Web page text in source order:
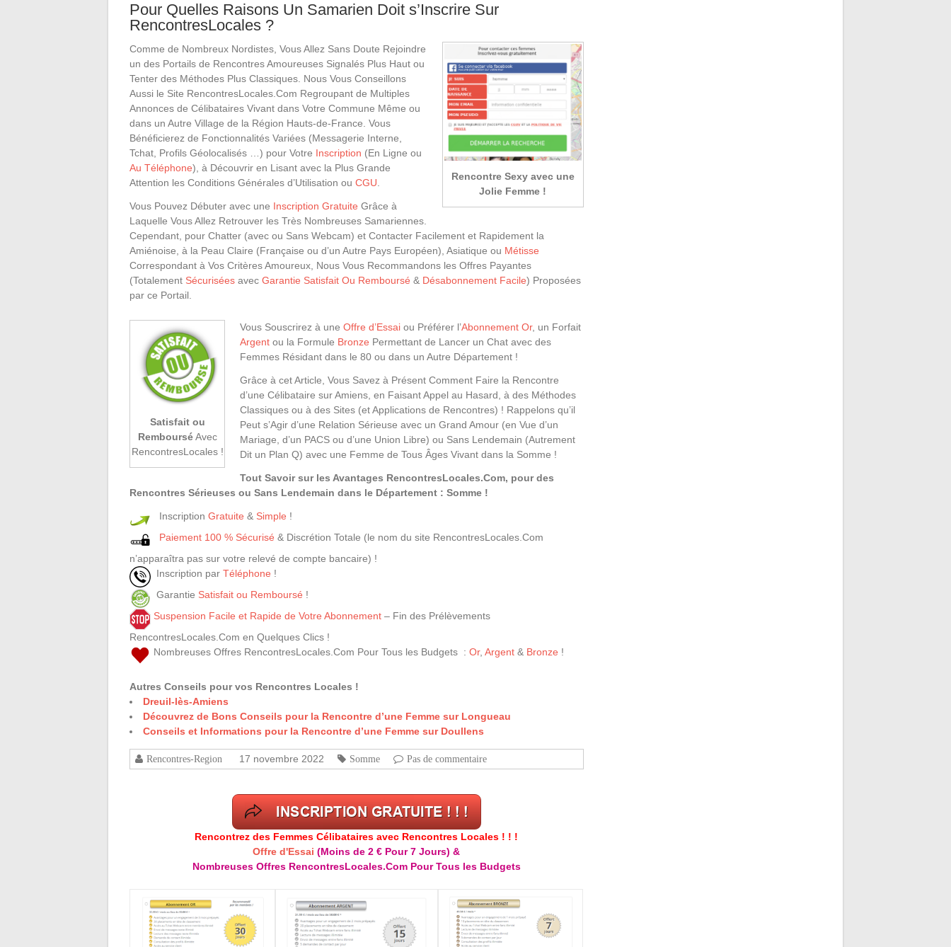
Pour Quelles Raisons Un Samarien Doit s’Inscrire Sur
RencontresLocales ?
Rencontre Sexy avec une
Jolie Femme !
Comme de Nombreux Nordistes, Vous Allez Sans Doute Rejoindre
un des Portails de Rencontres Amoureuses Signalés Plus Haut ou
Tenter des Méthodes Plus Classiques. Nous Vous Conseillons
Aussi le Site RencontresLocales.Com Regroupant de Multiples
Annonces de Célibataires Vivant dans Votre Commune Même ou
dans un Autre Village de la Région Hauts-de-France. Vous
Bénéficierez de Fonctionnalités Variées (Messagerie Interne,
Tchat, Profils Géolocalisés …) pour Votre Inscription (En Ligne ou
Au Téléphone), à Découvrir en Lisant avec la Plus Grande
Attention les Conditions Générales d’Utilisation ou CGU
Vous Pouvez Débuter avec une Inscription Gratuite Grâce à
Laquelle Vous Allez Retrouver les Très Nombreuses Samariennes.
Cependant, pour Chatter (avec ou Sans Webcam) et Contacter Facilement et Rapidement la
Amiénoise, à la Peau Claire (Française ou d’un Autre Pays Européen), Asiatique ou Métisse
Correspondant à Vos Critères Amoureux, Nous Vous Recommandons les Offres Payantes
(Totalement Sécurisées avec Garantie Satisfait Ou Remboursé & Désabonnement Facile) Proposées
par ce Portail.
Satisfait ou
RembourséAvec
RencontresLocales !
Vous Souscrirez à une Offre d’Essai ou Préférer l’Abonnement Or, un Forfait
Argent ou la Formule Bronze Permettant de Lancer un Chat avec des
Femmes Résidant dans le 80 ou dans un Autre Département !
Grâce à cet Article, Vous Savez à Présent Comment Faire la Rencontre
d’une Célibataire sur Amiens, en Faisant Appel au Hasard, à des Méthodes
Classiques ou à des Sites (et Applications de Rencontres) ! Rappelons qu’il
Peut s’Agir d’une Relation Sérieuse avec un Grand Amour (en Vue d’un
Mariage, d’un PACS ou d’une Union Libre) ou Sans Lendemain (Autrement
Dit un Plan Q) avec une Femme de Tous Âges Vivant dans la Somme !
Tout Savoir sur les Avantages RencontresLocales.Com, pour des
Rencontres Sérieuses ou Sans Lendemain dans le Département : Somme !
Inscription Gratuite & Simple !
Paiement 100 % Sécurisé & Discrétion Totale (le nom du site RencontresLocales.Com
n’apparaîtra pas sur votre relevé de compte bancaire) !
Inscription par Téléphone !
Garantie Satisfait ou Remboursé !
Suspension Facile et Rapide de Votre Abonnement – Fin des Prélèvements
RencontresLocales.Com en Quelques Clics !
Nombreuses Offres RencontresLocales.Com Pour Tous les Budgets : Or, Argent & Bronze !
Autres Conseils pour vos Rencontres Locales !
Dreuil-lès-Amiens
Découvrez de Bons Conseils pour la Rencontre d’une Femme sur Longueau
Conseils et Informations pour la Rencontre d’une Femme sur Doullens
Rencontres-Region 17 novembre 2022 Somme Pas de commentaire
Rencontrez des Femmes Célibataires avec Rencontres Locales ! ! !
Offre d'Essai (Moins de 2 € Pour 7 Jours) &
Nombreuses Offres RencontresLocales.Com Pour Tous les Budgets